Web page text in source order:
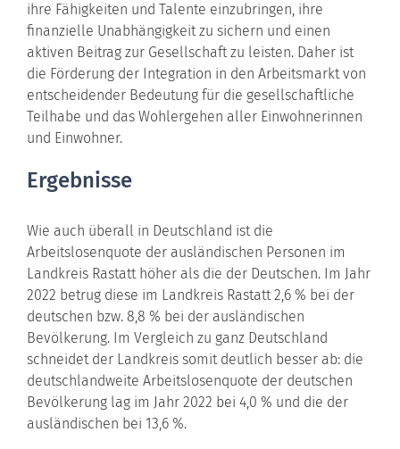
ihre Fähigkeiten und Talente einzubringen, ihre
finanzielle Unabhängigkeit zu sichern und einen
aktiven Beitrag zur Gesellschaft zu leisten. Daher ist
die Förderung der Integration in den Arbeitsmarkt von
entscheidender Bedeutung für die gesellschaftliche
Teilhabe und das Wohlergehen aller Einwohnerinnen
und Einwohner.
Ergebnisse
Wie auch überall in Deutschland ist die
Arbeitslosenquote der ausländischen Personen im
Landkreis Rastatt höher als die der Deutschen. Im Jahr
2022 betrug diese im Landkreis Rastatt 2,6 % bei der
deutschen bzw. 8,8 % bei der ausländischen
Bevölkerung. Im Vergleich zu ganz Deutschland
schneidet der Landkreis somit deutlich besser ab: die
deutschlandweite Arbeitslosenquote der deutschen
Bevölkerung lag im Jahr 2022 bei 4,0 % und die der
ausländischen bei 13,6 %.